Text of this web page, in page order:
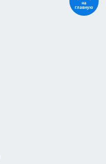
на
главную